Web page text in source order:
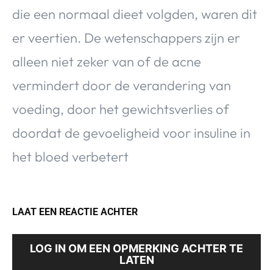
die een normaal dieet volgden, waren dit
er veertien. De wetenschappers zijn er
alleen niet zeker van of de acne
vermindert door de verandering van
voeding, door het gewichtsverlies of
doordat de gevoeligheid voor insuline in
het bloed verbetert
LAAT EEN REACTIE ACHTER
LOG IN OM EEN OPMERKING ACHTER TE
LATEN